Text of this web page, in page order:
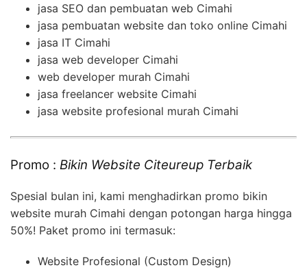
jasa SEO dan pembuatan web Cimahi
jasa pembuatan website dan toko online Cimahi
jasa IT Cimahi
jasa web developer Cimahi
web developer murah Cimahi
jasa freelancer website Cimahi
jasa website profesional murah Cimahi
Promo : Bikin Website Citeureup Terbaik
Spesial bulan ini, kami menghadirkan promo bikin
website murah Cimahi dengan potongan harga hingga
50%! Paket promo ini termasuk:
Website Profesional (Custom Design)